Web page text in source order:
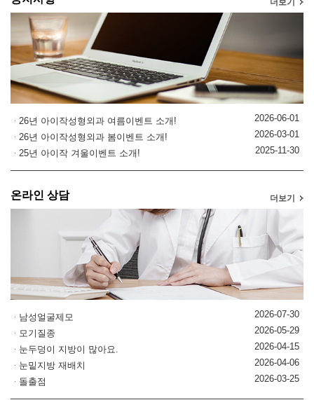
더보기
26년 아이작성형외과 여름이벤트 소개!
2026-06-01
26년 아이작성형외과 봄이벤트 소개!
2026-03-01
25년 아이작 겨울이벤트 소개!
2025-11-30
온라인 상담 더보기
남성얼굴제모
2026-07-30
모기질종
2026-05-29
눈두덩이 지방이 많아요.
2026-04-15
눈밑지방 재배치
2026-04-06
돌출점
2026-03-25